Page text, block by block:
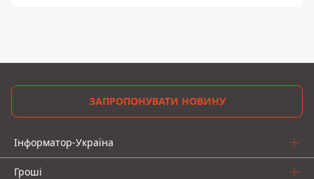
ЗАПРОПОНУВАТИ НОВИНУ
Інформатор-Україна
Гроші